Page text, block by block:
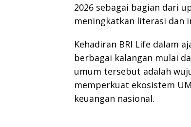
2026 sebagai bagian dari
meningkatkan literasi dan
Kehadiran BRI Life dalam
berbagai kalangan mulai
umum tersebut adalah
memperkuat ekosistem
keuangan nasional.